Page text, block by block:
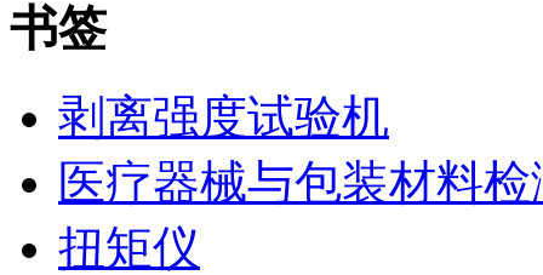
书签
剥离强度试验机
医疗器械与包装材料检
扭矩仪